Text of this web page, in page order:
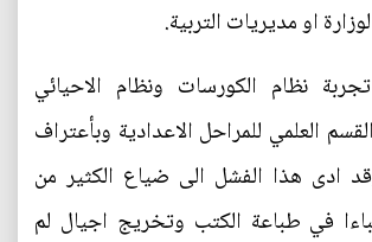
او مديريات التربية.
نظام الكورسات ونظام الاحيائي
العلمي للمراحل الاعدادية وبأعتراف
ادى هذا الفشل الى ضياع الكثير من
في طباعة الكتب وتخريج اجيال لم